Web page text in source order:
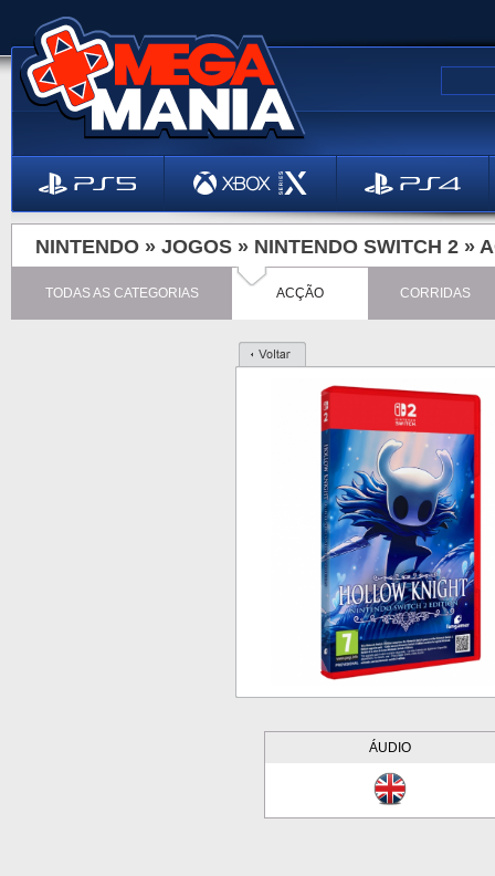
NINTENDO » JOGOS » NINTENDO SWITCH 2 »
TODAS AS CATEGORIAS ACÇÃO CORRIDAS
ÁUDIO